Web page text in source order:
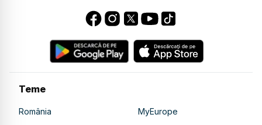
Teme
România
MyEurope